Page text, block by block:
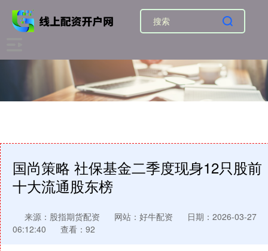
国尚策略 社保基金二季度现身12只股前
十大流通股东榜
来源：股指期货配资 网站：好牛配资
日期：2026-03-27
06:12:40
查看：92